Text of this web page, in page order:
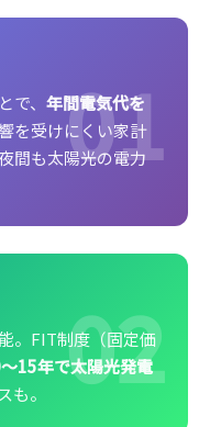
01
、 年間電気代を
を受けにくい家計
間も太陽光の電力
02
。FIT制度（固定価
15年で太陽光発電
も。